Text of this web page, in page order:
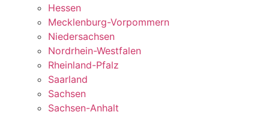
Hessen
Mecklenburg-Vorpommern
Niedersachsen
Nordrhein-Westfalen
Rheinland-Pfalz
Saarland
Sachsen
Sachsen-Anhalt